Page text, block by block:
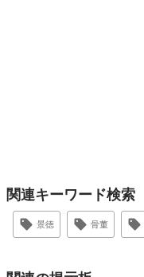
関連キーワード検索
景徳 骨董